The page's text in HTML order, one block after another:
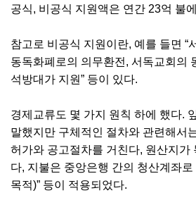
공식, 비공식 지원액은 연간 23억 불
참고로 비공식 지원이란, 예를 들면 “
동독화폐로의 의무환전, 서독교회의
석방대가 지원” 등이 있다.
경제교류도 몇 가지 원칙 하에 했다.
말했지만 구체적인 절차와 관련해서
허가와 공고절차를 거친다, 원산지가
다, 지불은 중앙은행 간의 청산계좌
목적)” 등이 적용되었다.